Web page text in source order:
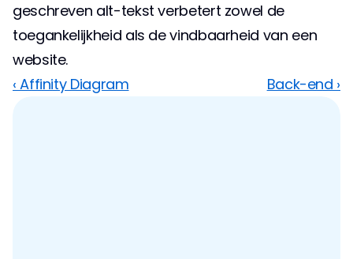
geschreven alt-tekst verbetert zowel de
toegankelijkheid als de vindbaarheid van een
website.
‹ Affinity Diagram
Back-end ›